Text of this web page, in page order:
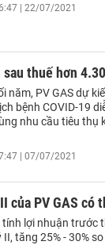
| 22/07/2021
sau thuế hơn
năm, PV GAS dự
bệnh COVID-19
nhu cầu tiêu
| 07/07/2021
của PV GAS có
tính lợi nhuận trước
tăng 25% - 30%